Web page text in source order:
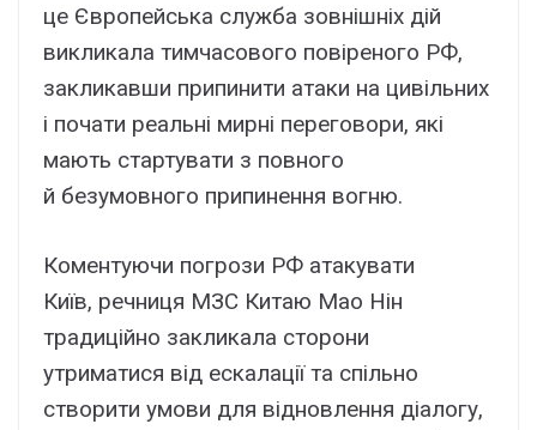
це Європейська служба зовнішніх дій
викликала тимчасового повіреного РФ,
закликавши припинити атаки на цивільних
і почати реальні мирні переговори, які
мають стартувати з повного
й безумовного припинення вогню.
Коментуючи погрози РФ атакувати
Київ, речниця МЗС Китаю Мао Нін
традиційно закликала сторони
утриматися від ескалації та спільно
створити умови для відновлення діалогу,